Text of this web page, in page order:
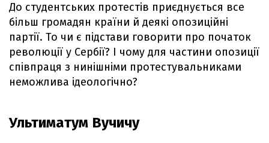
До студентських протестів приєднується все
більш громадян країни й деякі опозиційні
партії. То чи є підстави говорити про початок
революції у Сербії? І чому для частини опозиції
співпраця з нинішніми протестувальниками
неможлива ідеологічно?
Ультиматум Вучичу